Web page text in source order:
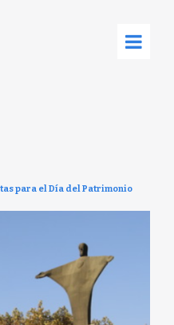
para el Día del Patrimonio